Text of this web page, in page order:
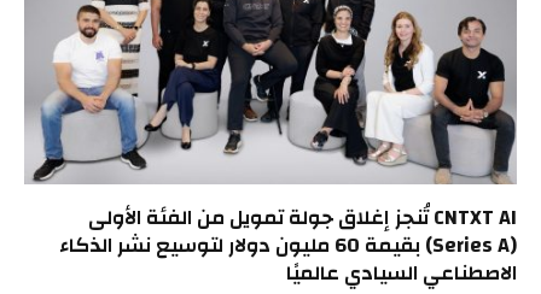
CNTXT AI تُنجز إغلاق جولة تمويل من الفئة الأولى
(Series A) بقيمة 60 مليون دولار لتوسيع نشر الذكاء
الاصطناعي السيادي عالميًا